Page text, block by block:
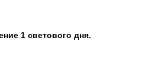
1 светового дня.